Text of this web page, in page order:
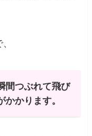
間つぶれて飛び
かります。